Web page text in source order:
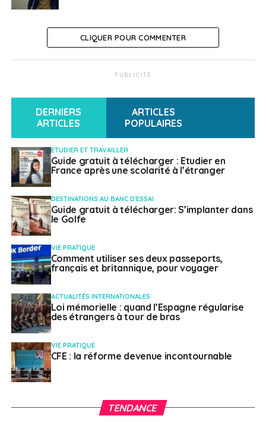
énergétique des infrastructures
Education : consommation énergétique des
infrastructures, développement de nouveaux
outils
urbain, systèmes agro-écologiques, productions
Logement : écohabitats, matériaux de
construction bas carbone, production et
consommation énergétique, climatisation
Numérique : infrastructures et usages.
Retrouvez plus d’information sur cet appel
SUJETS ASSOCIÉS: FEATURED PLAN DE RELANCE
Export : L’Etat prolonge le dispositif « Chèque
Relance Export »
NE RATEZ PAS
Les e-vitrines, un nouvel outil pour booster
l’export
Nora Litoussi
CLIQUER POUR COMMENTER
PUBLICITÉ
DERNIERS
ARTICLES
ARTICLES
POPULAIRES
ETUDIER ET TRAVAILLER
Guide gratuit à télécharger : Etudier en
France après une scolarité à l’étranger
DESTINATIONS AU BANC D'ESSAI
Guide gratuit à télécharger: S’implanter dans
le Golfe
VIE PRATIQUE
Comment utiliser ses deux passeports,
français et britannique, pour voyager
ACTUALITÉS INTERNATIONALES
Loi mémorielle : quand l’Espagne régularise
des étrangers à tour de bras
VIE PRATIQUE
CFE : la réforme devenue incontournable
TENDANCE